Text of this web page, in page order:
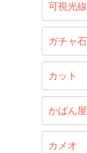
可視光線
ガチャ石
カット
かばん屋
カメオ